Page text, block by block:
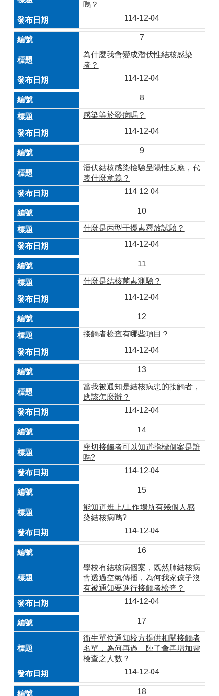
嗎？
114-12-04
7
為什麼我會變成潛伏性結核感染
者？
114-12-04
8
感染等於發病嗎？
114-12-04
9
潛伏結核感染檢驗呈陽性反應，代
表什麼意義？
114-12-04
10
什麼是丙型干擾素釋放試驗？
114-12-04
11
什麼是結核菌素測驗？
114-12-04
12
接觸者檢查有哪些項目？
114-12-04
13
當我被通知是結核病患的接觸者，
應該怎麼辦？
114-12-04
14
密切接觸者可以知道指標個案是誰
嗎?
114-12-04
15
能知道班上/工作場所有幾個人感
染結核病嗎?
114-12-04
16
學校有結核病個案，既然肺結核病
會透過空氣傳播，為何我家孩子沒
有被通知要進行接觸者檢查？
114-12-04
17
衛生單位通知校方提供相關接觸者
名單，為何再過一陣子會再增加需
檢查之人數？
114-12-04
18